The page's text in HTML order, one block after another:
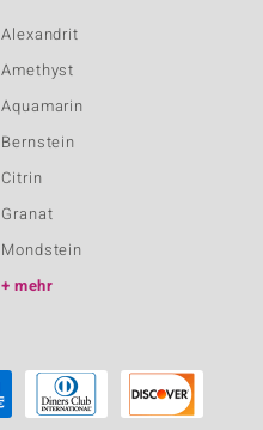
Alexandrit
Amethyst
Aquamarin
Bernstein
Citrin
Granat
Mondstein
mehr